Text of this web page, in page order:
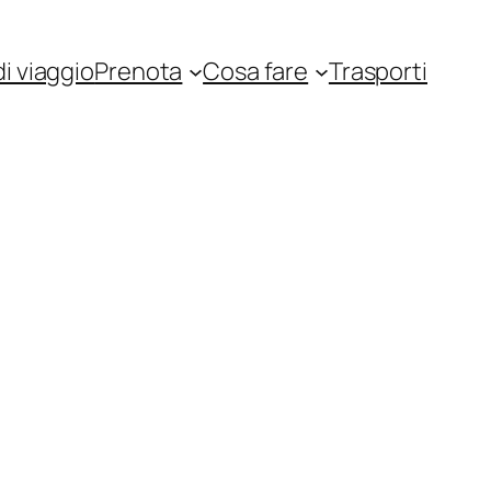
viaggioPrenota Cosa fare Trasporti